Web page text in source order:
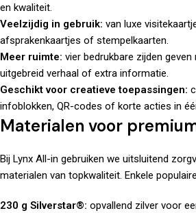
en kwaliteit.
Veelzijdig in gebruik: van luxe
afsprakenkaartjes of stempelkaarten.
Meer ruimte: vier bedrukbare zijden
uitgebreid verhaal of extra informatie.
Geschikt voor creatieve toepassingen:
infoblokken, QR-codes of korte acties in
Materialen voor
Bij Lynx All-in gebruiken we uitsluitend
materialen van topkwaliteit. Enkele
230 g Silverstar®: opvallend zilver voor